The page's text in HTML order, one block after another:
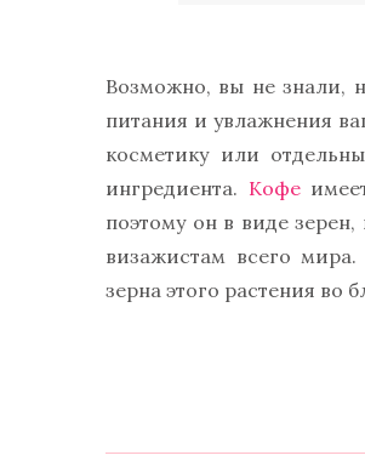
Возможно, вы не знали,
питания и увлажнения
косметику или
ингредиента. Кофе
поэтому он в виде
визажистам всего
зерна этого растения во